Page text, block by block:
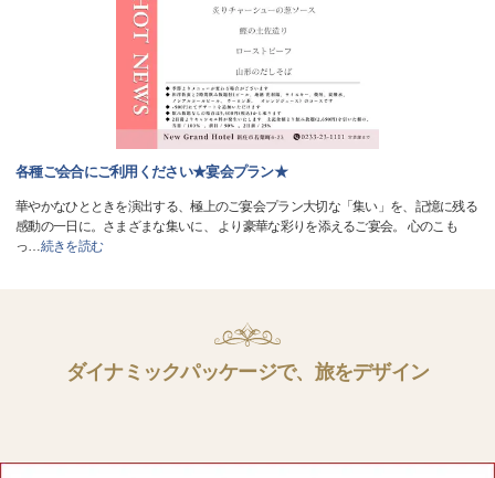
各種ご会合にご利用ください★宴会プラン★
華やかなひとときを演出する、極上のご宴会プラン大切な「集い」を、記憶に残る
感動の一日に。さまざまな集いに、 より豪華な彩りを添えるご宴会。 心のこも
っ…続きを読む
ダイナミックパッケージで、旅をデザイン